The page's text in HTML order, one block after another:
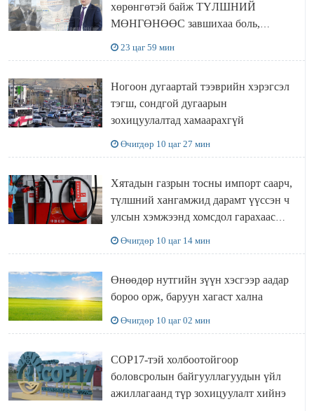
хөрөнгөтэй байж ТҮЛШНИЙ
МӨНГӨНӨӨС завшихаа боль,
23 цаг 59 мин
Ногоон дугаартай тээврийн хэрэгсэл
тэгш, сондгой дугаарын
зохицуулалтад хамаарахгүй
Өчигдөр 10 цаг 27 мин
Хятадын газрын тосны импорт саарч,
түлшний хангамжид дарамт үүссэн ч
улсын хэмжээнд хомсдол гарахаас
Өчигдөр 10 цаг 14 мин
Өнөөдөр нутгийн зүүн хэсгээр аадар
бороо орж, баруун хагаст хална
Өчигдөр 10 цаг 02 мин
COP17-тэй холбоотойгоор
боловсролын байгууллагуудын үйл
ажиллагаанд түр зохицуулалт хийнэ